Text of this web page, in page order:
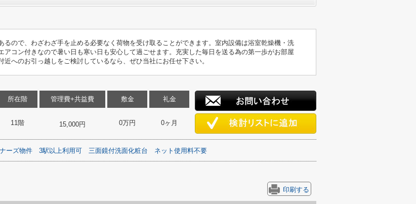
るので、わざわざ手を止める必要なく荷物を受け取ることができます。室内設備は浴室乾燥機・洗
コン付きなので暑い日も寒い日も安心して過ごせます。充実した毎日を送る為の第一歩がお部屋
へのお引っ越しをご検討しているなら、ぜひ当社にお任せ下さい。
所在階
11階
管理費+共益費
15,000円
敷金
0万円
礼金
0ヶ月
ーズ物件 3駅以上利用可 三面鏡付洗面化粧台 ネット使用料不要
印刷する